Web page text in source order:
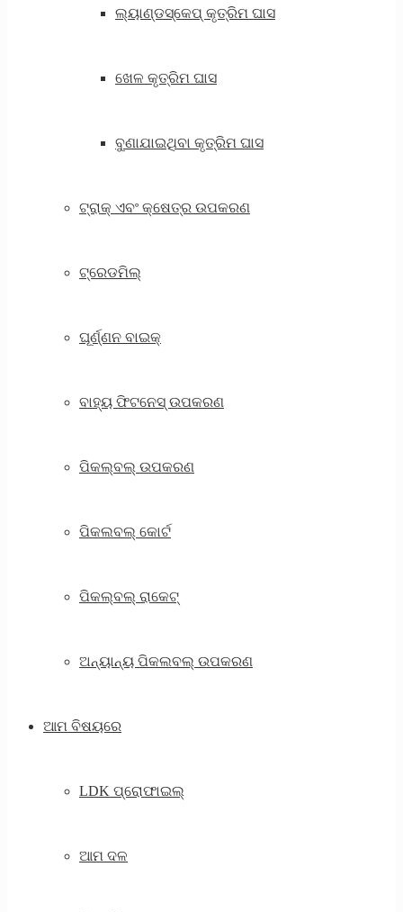
ଲ୍ୟାଣ୍ଡସ୍କେପ୍ କୃତ୍ରିମ ଘାସ
ଖେଳ କୃତ୍ରିମ ଘାସ
ବୁଣାଯାଇଥିବା କୃତ୍ରିମ ଘାସ
ଟ୍ରାକ୍ ଏବଂ କ୍ଷେତ୍ର ଉପକରଣ
ଟ୍ରେଡମିଲ୍
ଘୂର୍ଣ୍ଣନ ବାଇକ୍
ବାହ୍ୟ ଫିଟନେସ୍ ଉପକରଣ
ପିକଲ୍ବଲ୍ ଉପକରଣ
ପିକଲବଲ୍ କୋର୍ଟ
ପିକଲ୍ବଲ୍ ରାକେଟ୍
ଅନ୍ୟାନ୍ୟ ପିକଲବଲ୍ ଉପକରଣ
ଆମ ବିଷୟରେ
LDK ପ୍ରୋଫାଇଲ୍
ଆମ ଦଳ